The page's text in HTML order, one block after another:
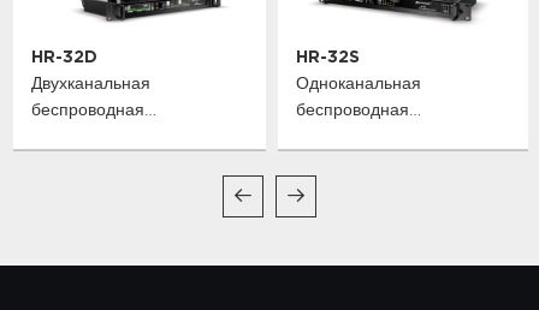
HR-32D
Двухканальная
беспроводная
HR-32S
Одноканальная
беспроводная